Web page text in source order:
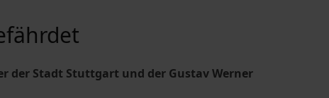
der Stadt Stuttgart und der Gustav Werner